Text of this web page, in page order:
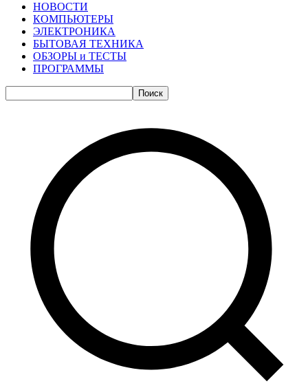
НОВОСТИ
КОМПЬЮТЕРЫ
ЭЛЕКТРОНИКА
БЫТОВАЯ ТЕХНИКА
ОБЗОРЫ и ТЕСТЫ
ПРОГРАММЫ
Поиск